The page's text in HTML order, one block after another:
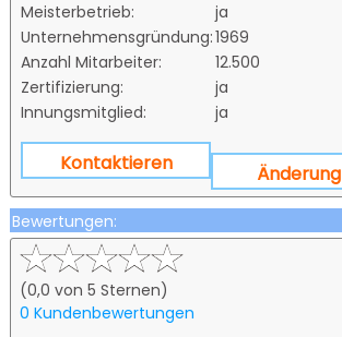
Meisterbetrieb:
ja
Unternehmensgründung:1969
Anzahl Mitarbeiter:
12.500
Zertifizierung:
ja
Innungsmitglied:
ja
Kontaktieren
Bewertungen:
(0,0 von 5 Sternen)
0 Kundenbewertungen